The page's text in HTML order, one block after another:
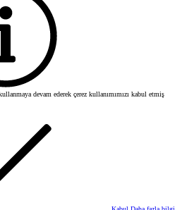
devam ederek çerez kullanımımızı kabul etmiş